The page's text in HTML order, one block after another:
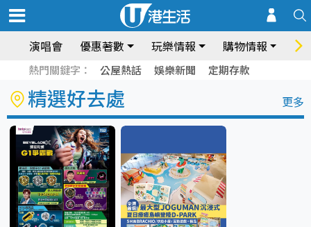
演唱會 優惠著數 玩樂情報 購物情報 飲
熱門關鍵字： 公屋熱話 娛樂新聞 定期存款
精選好去處 更多